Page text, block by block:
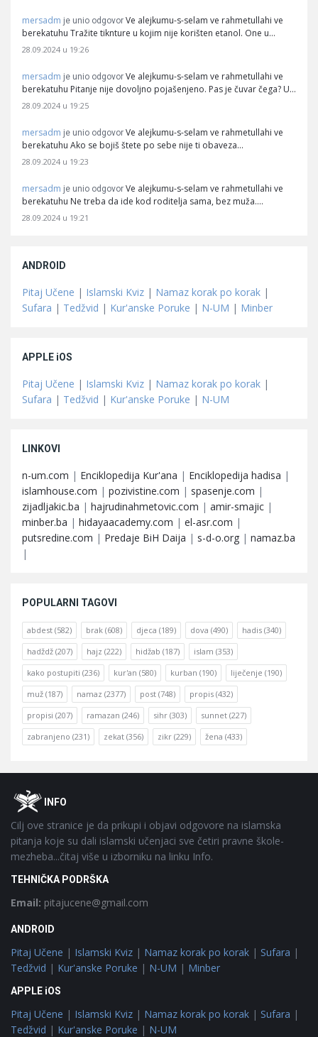
mersadm je unio odgovor Ve alejkumu-s-selam ve rahmetullahi ve
berekatuhu Tražite tiknture u kojim nije korišten etanol. One u…
28.09.2024 u 19:26
mersadm je unio odgovor Ve alejkumu-s-selam ve rahmetullahi ve
berekatuhu Pitanje nije dovoljno pojašenjeno. Pas je čuvar čega? U…
28.09.2024 u 19:25
mersadm je unio odgovor Ve alejkumu-s-selam ve rahmetullahi ve
berekatuhu Ako se bojiš štete po sebe nije ti obaveza…
28.09.2024 u 19:23
mersadm je unio odgovor Ve alejkumu-s-selam ve rahmetullahi ve
berekatuhu Ne treba da ide kod roditelja sama, bez muža.…
28.09.2024 u 19:21
ANDROID
Pitaj Učene | Islamski Kviz | Namaz korak po korak |
Sufara | Tedžvid | Kur'anske Poruke | N-UM | Minber
APPLE iOS
Pitaj Učene | Islamski Kviz | Namaz korak po korak |
Sufara | Tedžvid | Kur'anske Poruke | N-UM
LINKOVI
n-um.com | Enciklopedija Kur'ana | Enciklopedija hadisa |
islamhouse.com | pozivistine.com | spasenje.com |
zijadljakic.ba | hajrudinahmetovic.com | amir-smajic |
minber.ba | hidayaacademy.com | el-asr.com |
putsredine.com | Predaje BiH Daija | s-d-o.org | namaz.ba
|
POPULARNI TAGOVI
abdest (582) brak (608) djeca (189) dova (490) hadis (340)
hadždž (207) hajz (222) hidžab (187) islam (353)
kako postupiti (236) kur'an (580) kurban (190) liječenje (190)
muž (187) namaz (2377) post (748) propis (432)
propisi (207) ramazan (246) sihr (303) sunnet (227)
zabranjeno (231) zekat (356) zikr (229) žena (433)
FooterOINFO
Cilj ove stranice je da prikupi i objavi odgovore na islamska
pitanja koje su dali islamski učenjaci sve četiri pravne škole-
mezheba...čitaj više u izborniku na linku Info.
TEHNIČKA PODRŠKA
Email: pitajucene@gmail.com
ANDROID
Pitaj Učene | Islamski Kviz | Namaz korak po korak | Sufara |
Tedžvid | Kur'anske Poruke | N-UM | Minber
APPLE iOS
Pitaj Učene | Islamski Kviz | Namaz korak po korak | Sufara |
Tedžvid | Kur'anske Poruke | N-UM